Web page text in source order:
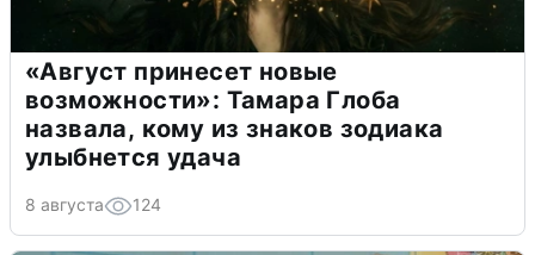
«Август принесет новые
возможности»: Тамара Глоба
назвала, кому из знаков зодиака
улыбнется удача
8 августа 124